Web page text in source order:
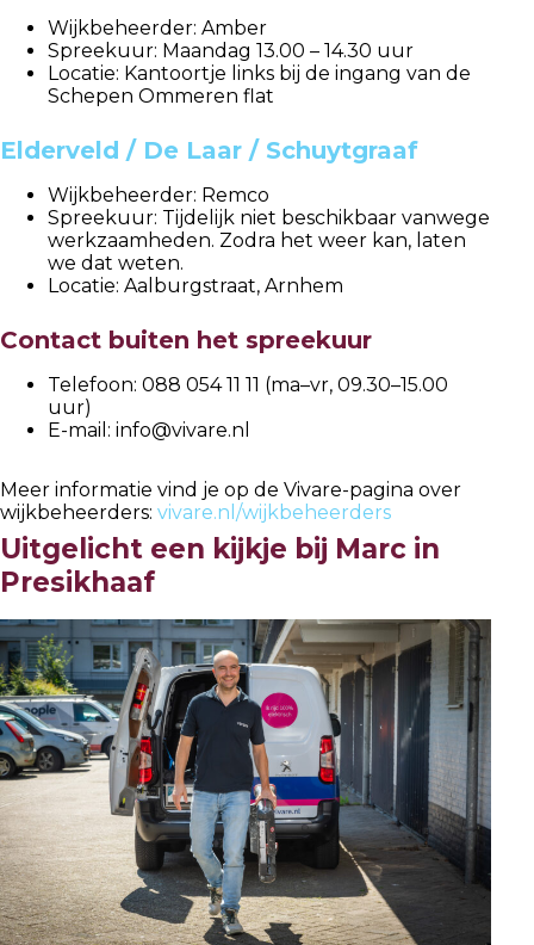
Wijkbeheerder: Amber
Spreekuur: Maandag 13.00 – 14.30 uur
Locatie: Kantoortje links bij de ingang van de
Schepen Ommeren flat
Elderveld / De Laar / Schuytgraaf
Wijkbeheerder: Remco
Spreekuur: Tijdelijk niet beschikbaar vanwege
werkzaamheden. Zodra het weer kan, laten
we dat weten.
Locatie: Aalburgstraat, Arnhem
Contact buiten het spreekuur
Telefoon: 088 054 11 11 (ma–vr, 09.30–15.00
uur)
E-mail: info@vivare.nl
Meer informatie vind je op de Vivare-pagina over
wijkbeheerders: vivare.nl/wijkbeheerders
Uitgelicht een kijkje bij Marc in
Presikhaaf